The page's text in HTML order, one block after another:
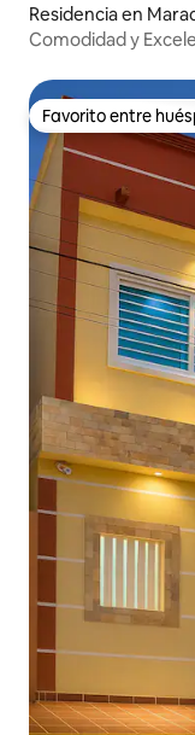
Residencia en
Comodidad y
Favorito entre
Favorito entre